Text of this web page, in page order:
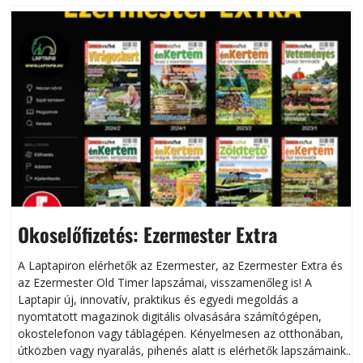
Okoselőfizetés: Ezermester Extra
A Laptapiron elérhetők az Ezermester, az Ezermester Extra és
az Ezermester Old Timer lapszámai, visszamenőleg is! A
Laptapir új, innovatív, praktikus és egyedi megoldás a
nyomtatott magazinok digitális olvasására számítógépen,
okostelefonon vagy táblagépen. Kényelmesen az otthonában,
útközben vagy nyaralás, pihenés alatt is elérhetők lapszámaink.